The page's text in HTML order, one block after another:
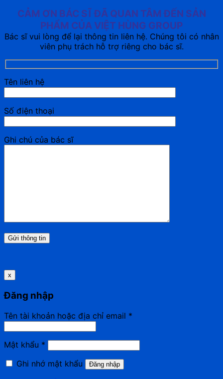
CẢM ƠN BÁC SĨ ĐÃ QUAN TÂM ĐẾN SẢN
PHẨM CỦA VIỆT HÙNG GROUP
Bác sĩ vui lòng để lại thông tin liên hệ. Chúng tôi có nhân
viên phụ trách hỗ trợ riêng cho bác sĩ.
Tên liên hệ
Số điện thoại
Ghi chú của bác sĩ
x
Đăng nhập
Tên tài khoản hoặc địa chỉ email *
Mật khẩu *
Ghi nhớ mật khẩu
Đăng nhập